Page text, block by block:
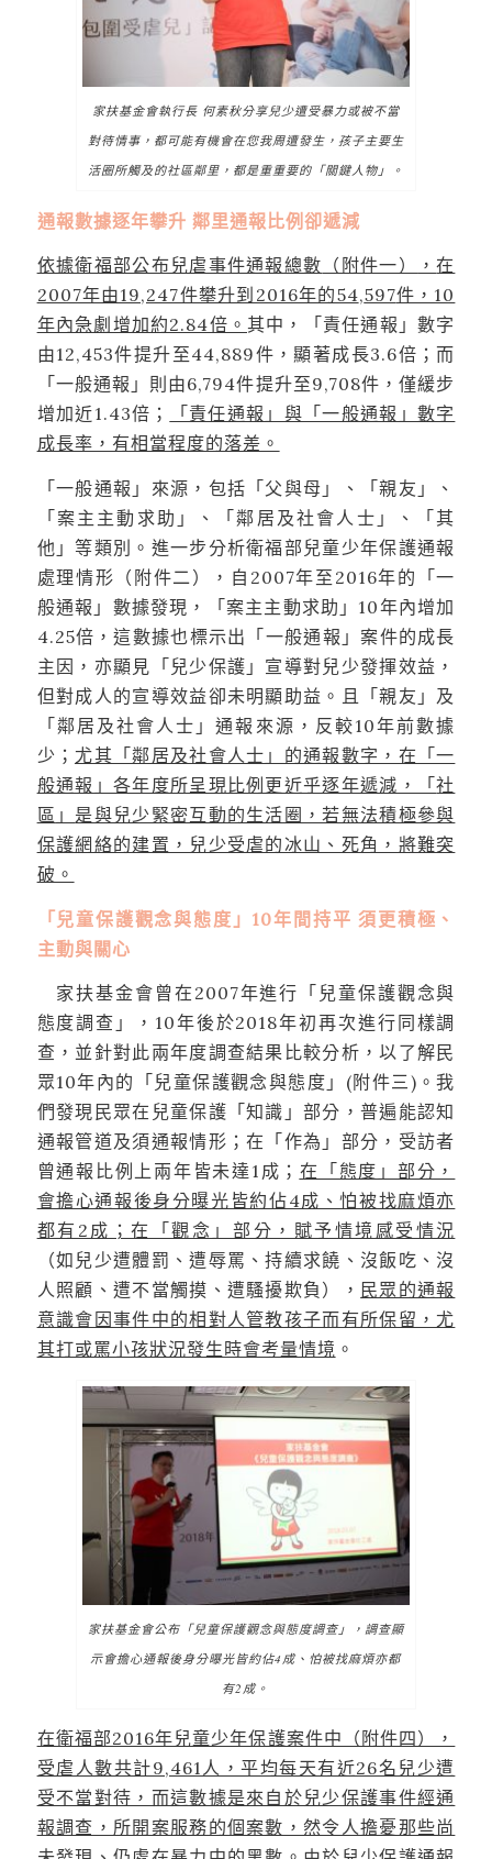
家扶基金會執行長 何素秋分享兒少遭受暴力或被不當
對待情事，都可能有機會在您我周遭發生，孩子主要生
活圈所觸及的社區鄰里，都是重重要的「關鍵人物」。
通報數據逐年攀升 鄰里通報比例卻遞減
依據衛福部公布兒虐事件通報總數 （附件一） ，在
2007年由19,247件攀升到2016年的54,597件，10
年內急劇增加約2.84倍。 其中，「責任通報」數字
由12,453件提升至44,889件，顯著成長3.6倍；而
「一般通報」則由6,794件提升至9,708件，僅緩步
增加近1.43倍；
「責任通報」與「一般通報」數字
成長率，有相當程度的落差。
「一般通報」來源，包括「父與母」、「親友」、
「案主主動求助」、「鄰居及社會人士」、「其
他」等類別。進一步分析衛福部兒童少年保護通報
處理情形（附件二），自2007年至2016年的「一
般通報」數據發現，「案主主動求助」10年內增加
4.25倍，這數據也標示出「一般通報」案件的成長
主因，亦顯見「兒少保護」宣導對兒少發揮效益，
但對成人的宣導效益卻未明顯助益。且「親友」及
「鄰居及社會人士」通報來源，反較10年前數據
少； 尤其「鄰居及社會人士」的通報數字，在「一
般通報」各年度所呈現比例更近乎逐年遞減，「社
區 」 是與兒少緊密互動的生活圈，若無法積極參與
保護網絡的建置，兒少受虐的冰山、死角，將難突
破。
「兒童保護觀念與態度」10年間持平 須更積極、
主動與關心
家扶基金會曾在2007年進行「兒童保護觀念與
態度調查」，10年後於2018年初再次進行同樣調
查，並針對此兩年度調查結果比較分析，以了解民
眾10年內的「兒童保護觀念與態度」(附件三)。我
們發現民眾在兒童保護「知識」部分，普遍能認知
通報管道及須通報情形；在「作為」部分，受訪者
曾通報比例上兩年皆未達1成； 在「態度」部分，
會擔心通報後身分曝光皆約佔4成、怕被找麻煩亦
都有2成；在「觀念」部分，賦予情境感受情況
（如兒少遭體罰、遭辱罵、持續求饒、沒飯吃、沒
人照顧、遭不當觸摸、遭騷擾欺負）， 民眾的通報
意識會因事件中的相對人管教孩子而有所保留，尤
其打或罵小孩狀況發生時會考量情境 。
家扶基金會公布「兒童保護觀念與態度調查」，調查顯
示會擔心通報後身分曝光皆約佔4成、怕被找麻煩亦都
有2成。
在衛福部2016年兒童少年保護案件中（附件四），
受虐人數共計9,461人，平均每天有近26名兒少遭
受不當對待，而這數據是來自於兒少保護事件經通
報調查，所開案服務的個案數，然令人擔憂那些尚